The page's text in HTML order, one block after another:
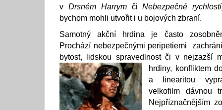
v Drsném HarrymčiNebezpečné rychlosti
bychom mohli utvořit i u bojových zbraní.
Samotný akční hrdina je často
Prochází nebezpečnými peripetiemi
bytost, lidskou spravedlnost či v nejzazší
hrdiny, konfliktem
a linearitou
velkofilm dávnou
Nejpříznačnějším